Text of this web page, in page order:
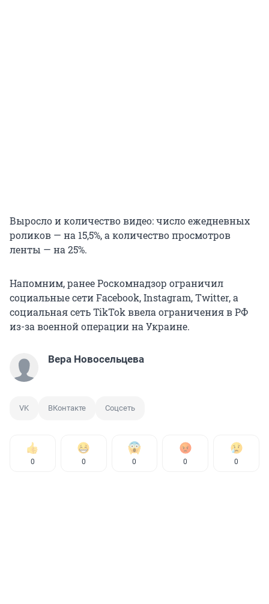
Выросло и количество видео: число ежедневных
роликов — на 15,5%, а количество просмотров
ленты — на 25%.
Напомним, ранее Роскомнадзор ограничил
социальные сети Facebook, Instagram, Twitter, а
социальная сеть TikTok ввела ограничения в РФ
из-за военной операции на Украине.
Вера Новосельцева
VK ВКонтакте Соцсеть
0 0 0 0 0